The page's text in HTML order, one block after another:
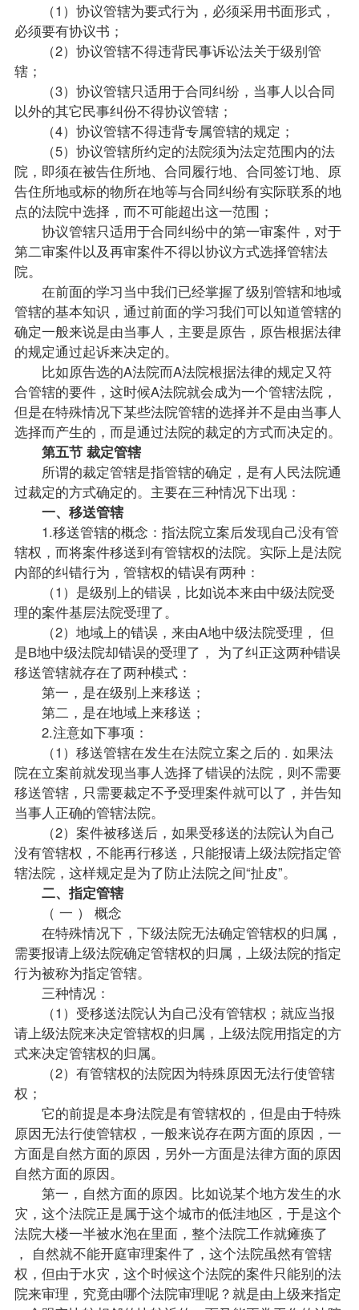
（1）协议管辖为要式行为，必须采用书面形式，
必须要有协议书；
（2）协议管辖不得违背民事诉讼法关于级别管
辖；
（3）协议管辖只适用于合同纠纷，当事人以合同
以外的其它民事纠份不得协议管辖；
（4）协议管辖不得违背专属管辖的规定；
（5）协议管辖所约定的法院须为法定范围内的法
院，即须在被告住所地、合同履行地、合同签订地、原
告住所地或标的物所在地等与合同纠纷有实际联系的地
点的法院中选择，而不可能超出这一范围；
协议管辖只适用于合同纠纷中的第一审案件，对于
第二审案件以及再审案件不得以协议方式选择管辖法
院。
在前面的学习当中我们已经掌握了级别管辖和地域
管辖的基本知识，通过前面的学习我们可以知道管辖的
确定一般来说是由当事人，主要是原告，原告根据法律
的规定通过起诉来决定的。
比如原告选的A法院而A法院根据法律的规定又符
合管辖的要件，这时候A法院就会成为一个管辖法院，
但是在特殊情况下某些法院管辖的选择并不是由当事人
选择而产生的，而是通过法院的裁定的方式而决定的。
第五节 裁定管辖
所谓的裁定管辖是指管辖的确定，是有人民法院通
过裁定的方式确定的。主要在三种情况下出现：
一、移送管辖
1.移送管辖的概念：指法院立案后发现自己没有管
辖权，而将案件移送到有管辖权的法院。实际上是法院
内部的纠错行为，管辖权的错误有两种：
（1）是级别上的错误，比如说本来由中级法院受
理的案件基层法院受理了。
（2）地域上的错误，来由A地中级法院受理， 但
是B地中级法院却错误的受理了， 为了纠正这两种错误
移送管辖就存在了两种模式：
第一，是在级别上来移送；
第二，是在地域上来移送；
2.注意如下事项：
（1）移送管辖在发生在法院立案之后的 . 如果法
院在立案前就发现当事人选择了错误的法院，则不需要
移送管辖，只需要裁定不予受理案件就可以了，并告知
当事人正确的管辖法院。
（2）案件被移送后，如果受移送的法院认为自己
没有管辖权，不能再行移送，只能报请上级法院指定管
辖法院，这样规定是为了防止法院之间“扯皮”。
二、指定管辖
（ 一 ） 概念
在特殊情况下，下级法院无法确定管辖权的归属，
需要报请上级法院确定管辖权的归属，上级法院的指定
行为被称为指定管辖。
三种情况：
（1）受移送法院认为自己没有管辖权；就应当报
请上级法院来决定管辖权的归属，上级法院用指定的方
式来决定管辖权的归属。
（2）有管辖权的法院因为特殊原因无法行使管辖
权；
它的前提是本身法院是有管辖权的，但是由于特殊
原因无法行使管辖权，一般来说存在两方面的原因，一
方面是自然方面的原因，另外一方面是法律方面的原因
自然方面的原因。
第一，自然方面的原因。比如说某个地方发生的水
灾，这个法院正是属于这个城市的低洼地区，于是这个
法院大楼一半被水泡在里面，整个法院工作就瘫痪了
， 自然就不能开庭审理案件了，这个法院虽然有管辖
权，但由于水灾，这个时候这个法院的案件只能别的法
院来审理，究竟由哪个法院审理呢？就是由上级来指定